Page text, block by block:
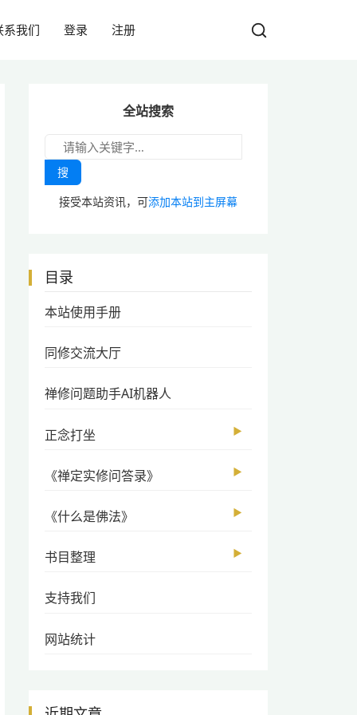
系我们 登录 注册
全站搜索
搜
接受本站资讯，可添加本站到主屏幕
目录
本站使用手册
同修交流大厅
禅修问题助手AI机器人
正念打坐 ▶
《禅定实修问答录》 ▶
《什么是佛法》 ▶
书目整理 ▶
支持我们
网站统计